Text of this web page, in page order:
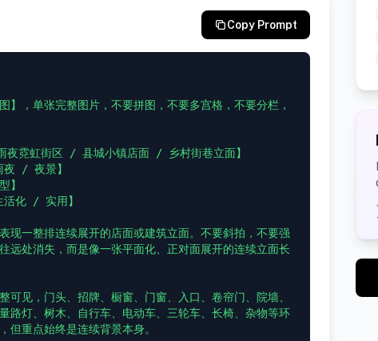
Copy Prompt
】，单张完整图片，不要拼图，不要多宫格，不要分栏，
夜霓虹街区 / 县城小镇店面 / 乡村街巷立面】
/ 夜景】
】
化 / 实用】
现一整排连续展开的店面或建筑立面。不要斜拍，不要强
远处消失，而是像一张平面化、正对面展开的连续立面长
可见，门头、招牌、橱窗、门窗、入口、卷帘门、院墙、
路灯、树木、自行车、电动车、三轮车、长椅、杂物等环
但重点始终是连续背景本身。